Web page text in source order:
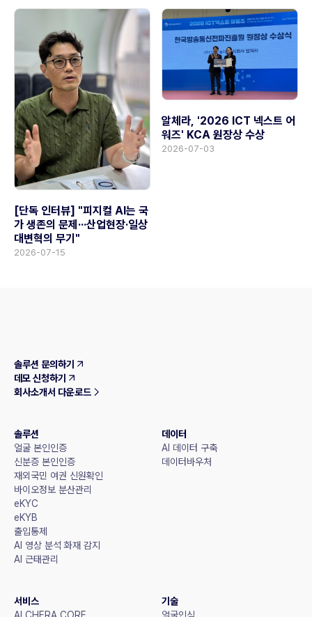
[단독 인터뷰] "피지컬 AI는 국
가 생존의 문제···산업현장·일상
대변혁의 무기"
2026-07-15
알체라, '2026 ICT 넥스트 어
워즈' KCA 원장상 수상
2026-07-03
솔루션 문의하기
데모 신청하기
회사소개서 다운로드
솔루션
얼굴 본인인증
신분증 본인인증
재외국민 여권 신원확인
바이오정보 분산관리
eKYC
eKYB
출입통제
AI 영상 분석 화재 감지
AI 근태관리
데이터
AI 데이터 구축
데이터바우처
서비스
ALCHERA CORE
기술
얼굴인식